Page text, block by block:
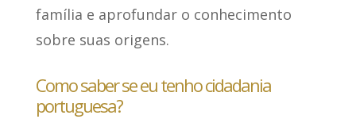
família e aprofundar o conhecimento
sobre suas origens.
Como saber se eu tenho cidadania
portuguesa?